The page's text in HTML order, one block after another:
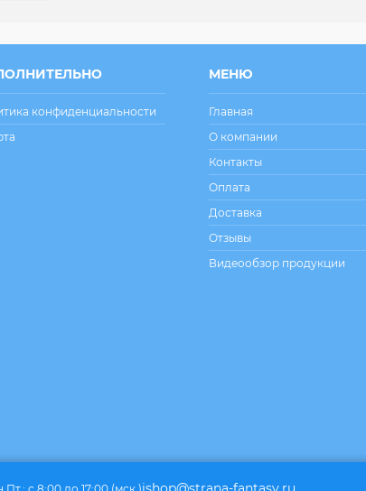
конфиденциальности
МЕНЮ
Главная
О компании
Контакты
Оплата
Доставка
Отзывы
Видеообзор продукции